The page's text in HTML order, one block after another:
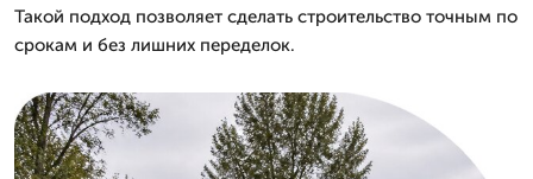
Такой подход позволяет сделать строительство точным по
срокам и без лишних переделок.